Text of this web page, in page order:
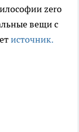
zero
вещи с
источник.